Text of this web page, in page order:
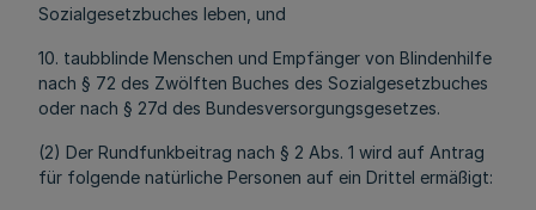
Sozialgesetzbuches leben, und
10. taubblinde Menschen und Empfänger von Blindenhilfe
nach § 72 des Zwölften Buches des Sozialgesetzbuches
oder nach § 27d des Bundesversorgungsgesetzes.
(2) Der Rundfunkbeitrag nach § 2 Abs. 1 wird auf Antrag
für folgende natürliche Personen auf ein Drittel ermäßigt: